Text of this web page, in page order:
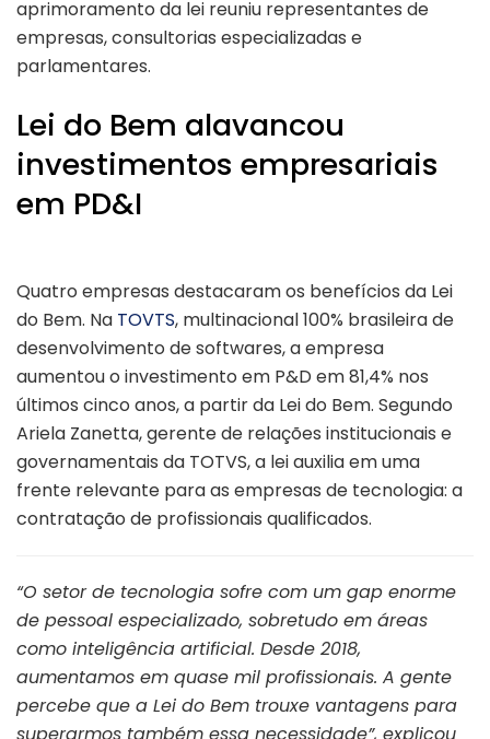
aprimoramento da lei reuniu representantes de
empresas, consultorias especializadas e
parlamentares.
Lei do Bem alavancou
investimentos empresariais
em PD&I
Quatro empresas destacaram os benefícios da Lei
do Bem. Na TOVTS, multinacional 100% brasileira de
desenvolvimento de softwares, a empresa
aumentou o investimento em P&D em 81,4% nos
últimos cinco anos, a partir da Lei do Bem. Segundo
Ariela Zanetta, gerente de relações institucionais e
governamentais da TOTVS, a lei auxilia em uma
frente relevante para as empresas de tecnologia: a
contratação de profissionais qualificados.
“O setor de tecnologia sofre com um gap enorme
de pessoal especializado, sobretudo em áreas
como inteligência artificial. Desde 2018,
aumentamos em quase mil profissionais. A gente
percebe que a Lei do Bem trouxe vantagens para